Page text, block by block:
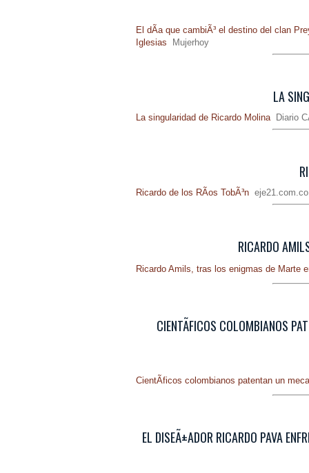
El dÃ­a que cambiÃ³ el destino del clan
Iglesias
Mujerhoy
LA
La singularidad de Ricardo Molina Diario
Ricardo de los RÃ­os TobÃ³n eje21.com.co
RICARDO
Ricardo Amils, tras los enigmas de Marte
CIENTÃ­FICOS COLOMBIANOS
CientÃ­ficos colombianos patentan un
EL DISEÃ±ADOR RICARDO PAVA